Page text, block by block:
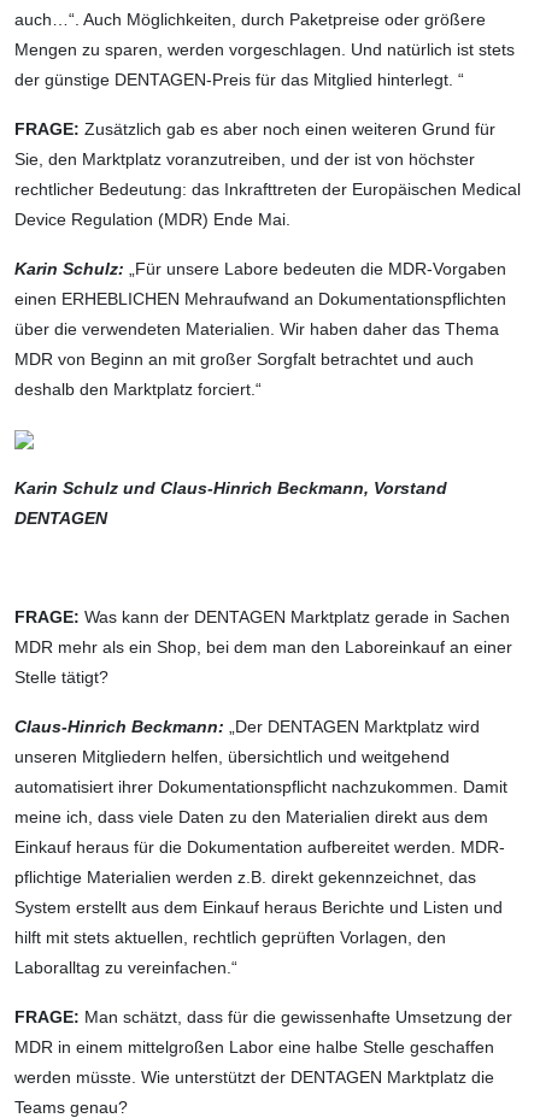
auch…“. Auch Möglichkeiten, durch Paketpreise oder größere
Mengen zu sparen, werden vorgeschlagen. Und natürlich ist stets
der günstige DENTAGEN-Preis für das Mitglied hinterlegt. “
FRAGE: Zusätzlich gab es aber noch einen weiteren Grund für
Sie, den Marktplatz voranzutreiben, und der ist von höchster
rechtlicher Bedeutung: das Inkrafttreten der Europäischen Medical
Device Regulation (MDR) Ende Mai.
Karin Schulz: „Für unsere Labore bedeuten die MDR-Vorgaben
einen ERHEBLICHEN Mehraufwand an Dokumentationspflichten
über die verwendeten Materialien. Wir haben daher das Thema
MDR von Beginn an mit großer Sorgfalt betrachtet und auch
deshalb den Marktplatz forciert.“
Karin Schulz und Claus-Hinrich Beckmann, Vorstand
DENTAGEN
FRAGE: Was kann der DENTAGEN Marktplatz gerade in Sachen
MDR mehr als ein Shop, bei dem man den Laboreinkauf an einer
Stelle tätigt?
Claus-Hinrich Beckmann: „Der DENTAGEN Marktplatz wird
unseren Mitgliedern helfen, übersichtlich und weitgehend
automatisiert ihrer Dokumentationspflicht nachzukommen. Damit
meine ich, dass viele Daten zu den Materialien direkt aus dem
Einkauf heraus für die Dokumentation aufbereitet werden. MDR-
pflichtige Materialien werden z.B. direkt gekennzeichnet, das
System erstellt aus dem Einkauf heraus Berichte und Listen und
hilft mit stets aktuellen, rechtlich geprüften Vorlagen, den
Laboralltag zu vereinfachen.“
FRAGE: Man schätzt, dass für die gewissenhafte Umsetzung der
MDR in einem mittelgroßen Labor eine halbe Stelle geschaffen
werden müsste. Wie unterstützt der DENTAGEN Marktplatz die
Teams genau?